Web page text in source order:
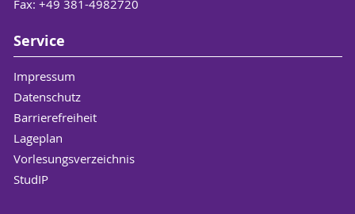
Fax: +49 381-4982720
Service
Impressum
Datenschutz
Barrierefreiheit
Lageplan
Vorlesungsverzeichnis
StudIP